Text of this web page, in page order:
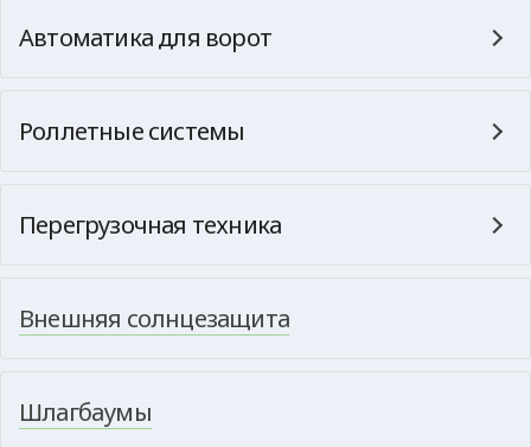
Автоматика для ворот
Роллетные системы
Перегрузочная техника
Внешняя солнцезащита
Шлагбаумы